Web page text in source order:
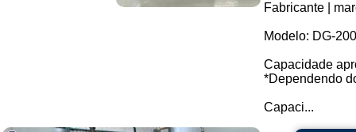
Fabricante |
Modelo: DG-
Capacidade
*Dependendo
Capaci...